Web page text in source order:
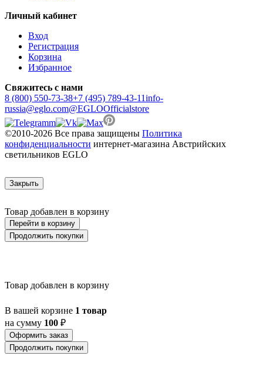
Личный кабинет
Вход
Регистрация
Корзина
Избранное
Свяжитесь с нами
8 (800) 550-73-38+7 (495) 789-43-11info-
russia@eglo.com@EGLOOfficialstore
©2010-2026 Все права защищены Политика
конфиденциальности интернет-магазина Австрийских
светильников EGLO
Закрыть
Товар добавлен в корзину
Перейти в корзину
Продолжить покупки
Товар добавлен в корзину
В вашей корзине 1 товар
на сумму 100 ₽
Оформить заказ
Продолжить покупки